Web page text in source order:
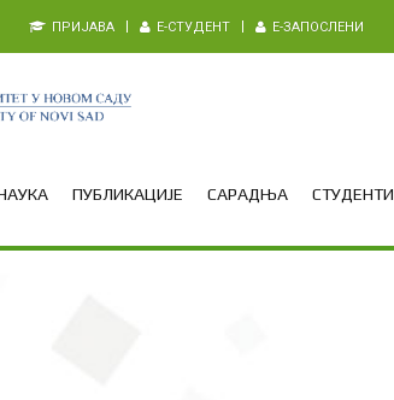
ПРИЈАВА E-СТУДЕНТ E-ЗАПОСЛЕНИ
ПУБЛИКАЦИЈЕ САРАДЊА СТУДЕНТИ